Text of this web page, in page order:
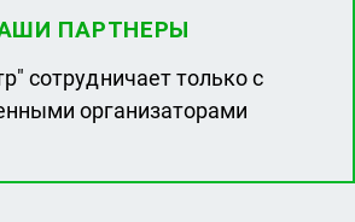
ПАРТНЕРЫ
сотрудничает только с
организаторами